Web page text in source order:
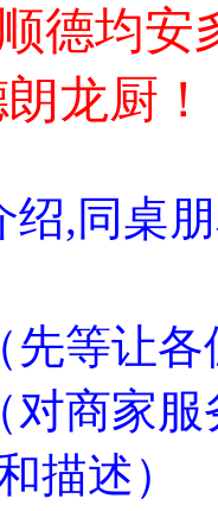
顺德均安
龙厨！
绍,同桌
先等让
对商家
描述）